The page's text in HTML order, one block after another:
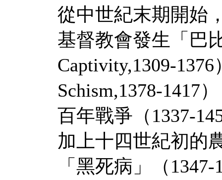
從中世紀末期開始
基督教會發生「巴
Captivity,1309-
Schism,1378-1417
百年戰爭（1337-
加上十四世紀初的
「黑死病」（